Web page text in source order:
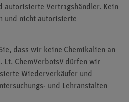
autorisierte Vertragshändler. Kein
und nicht autorisierte
dass wir keine Chemikalien an
Lt. ChemVerbotsV dürfen wir
Wiederverkäufer und
und Lehranstalten